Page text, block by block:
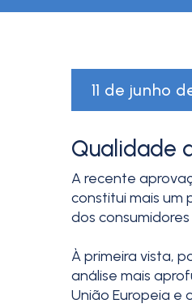
11 de junho
Qualidade
A recente
constitui mais um
dos
À primeira vista,
análise mais
União Europeia e